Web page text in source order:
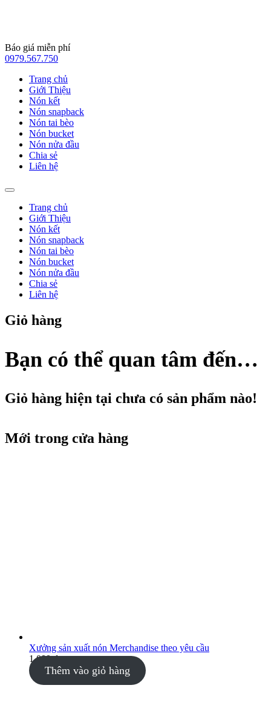
Báo giá miễn phí
0979.567.750
Trang chủ
Giới Thiệu
Nón kết
Nón snapback
Nón tai bèo
Nón bucket
Nón nửa đầu
Chia sẻ
Liên hệ
Trang chủ
Giới Thiệu
Nón kết
Nón snapback
Nón tai bèo
Nón bucket
Nón nửa đầu
Chia sẻ
Liên hệ
Giỏ hàng
Bạn có thể quan tâm đến…
Giỏ hàng hiện tại chưa có sản phẩm nào!
Mới trong cửa hàng
Xưởng sản xuất nón Merchandise theo yêu cầu
1.000₫
Thêm vào giỏ hàng